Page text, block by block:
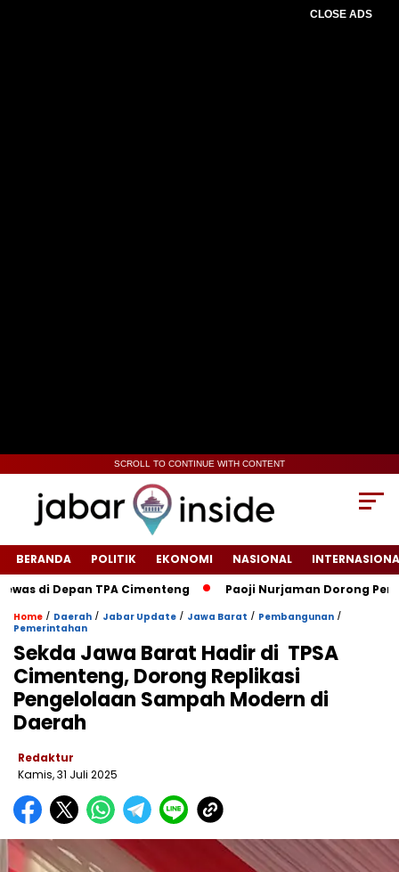
CLOSE ADS
SCROLL TO CONTINUE WITH CONTENT
BERANDA POLITIK EKONOMI NASIONAL
Depan TPA Cimenteng
Paoji Nurjaman Dorong
Home / Daerah / Jabar Update / Jawa Barat / Pembangunan /
Pemerintahan
‎Sekda Jawa Barat Hadir di TPSA
Cimenteng, Dorong Replikasi
Pengelolaan Sampah Modern di
Daerah
Redaktur
Kamis, 31 Juli 2025